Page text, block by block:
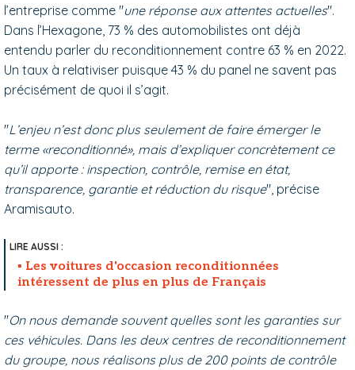
l’entreprise comme "une réponse aux attentes actuelles".
Dans l’Hexagone, 73 % des automobilistes ont déjà
entendu parler du reconditionnement contre 63 % en 2022.
Un taux à relativiser puisque 43 % du panel ne savent pas
précisément de quoi il s’agit.
"L’enjeu n’est donc plus seulement de faire émerger le
terme «reconditionné», mais d’expliquer concrètement ce
qu’il apporte : inspection, contrôle, remise en état,
transparence, garantie et réduction du risque", précise
Aramisauto.
Les voitures d'occasion reconditionnées
intéressent de plus en plus de Français
"On nous demande souvent quelles sont les garanties sur
ces véhicules. Dans les deux centres de reconditionnement
du groupe, nous réalisons plus de 200 points de contrôle